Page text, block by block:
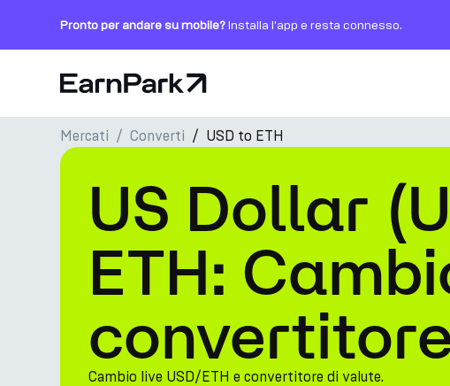
Pronto per andare su mobile?Installa l'app e resta connesso.
Pagina principale
Prodotti
Mercati
Calcolatori
PARK Token
Risorse
Azienda
Mercati Converti USD to ETH
US Dollar
ETH:
convertitore
Cambio live USD/ETH e convertitore di valute.